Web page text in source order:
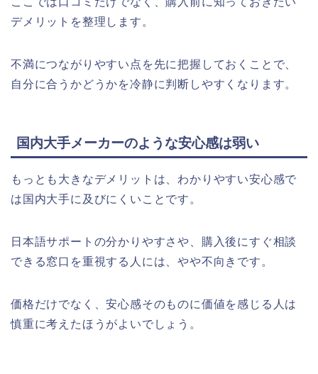
デメリットを整理します。
不満につながりやすい点を先に把握しておくことで、
自分に合うかどうかを冷静に判断しやすくなります。
国内大手メーカーのような安心感は弱い
もっとも大きなデメリットは、わかりやすい安心感で
は国内大手に及びにくいことです。
日本語サポートの分かりやすさや、購入後にすぐ相談
できる窓口を重視する人には、やや不向きです。
価格だけでなく、安心感そのものに価値を感じる人は
慎重に考えたほうがよいでしょう。